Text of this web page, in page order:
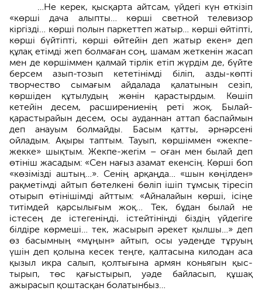
…Не керек, қысқарта айтсам, үйдегі күн өт­кізіп
«көрші дача алыпты… көрші светной телевизор
кіргізді… көрші полын паркеттеп жатыр… көрші өйтіпті,
көрші бүйтіпті, көрші өйтейін деп жатыр екен» деп
құлақ етімді жеп болмаған соң, шамам жеткенін жасап
мен де көршіммен қалмай тірлік етіп жүрдім де, бүйте
берсем азып-тозып кететінімді біліп, азды-көпті
творчество сымағым айдала­да қалатынын сезіп,
көршіден құтылу­дың жөнін қарастырдым. Көшіп
кетейі­н десем, расширениенің реті жоқ. Былай­
қарастырайын десем, осы ауданнан аттап баспаймын
деп анауым болмайды. Басым қатты, әрнәрсені
ойладым. Ақыры таптым. Тауып, көршіммен «жекпе-
жекке» шықтым. Жекпе-жегім – оған мен былай деп
өтініш жасадым: «Сен нағыз азамат екенсің. Көрші боп
«көзімізді аштың…». Сенің арқаңда… «шын көңілден»
рақме­тімді айтып бөтелкені бөліп ішіп тұмсық тіресіп
отырып өтінішімді айттым: «Айналайын көрші, ісіңе
титімдей қарсылығым жоқ… Тек, бұдан былай не
істесең де істеге­ніңді, істейтініңді біздің үйдегіге
білдіре көрмеші… тек, жасырып әрекет қылшы…» деп
өз басымның «мұңын» айтып, осы уәдеңде тұруың
үшін деп қолына кесек теңге,­ қалтасына килодан аса
қызыл икра салып, қолтығына армян коньягын қыс­
тырып, төс қағыстырып, уәде байласып, құшақ
ажырасып қоштасқан болатынбыз…